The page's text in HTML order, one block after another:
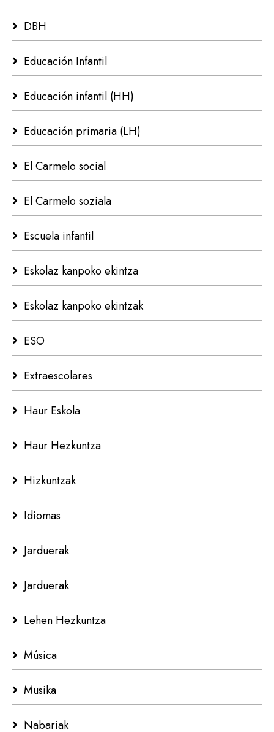
DBH
Educación Infantil
Educación infantil (HH)
Educación primaria (LH)
El Carmelo social
El Carmelo soziala
Escuela infantil
Eskolaz kanpoko ekintza
Eskolaz kanpoko ekintzak
ESO
Extraescolares
Haur Eskola
Haur Hezkuntza
Hizkuntzak
Idiomas
Jarduerak
Jarduerak
Lehen Hezkuntza
Música
Musika
Nabariak